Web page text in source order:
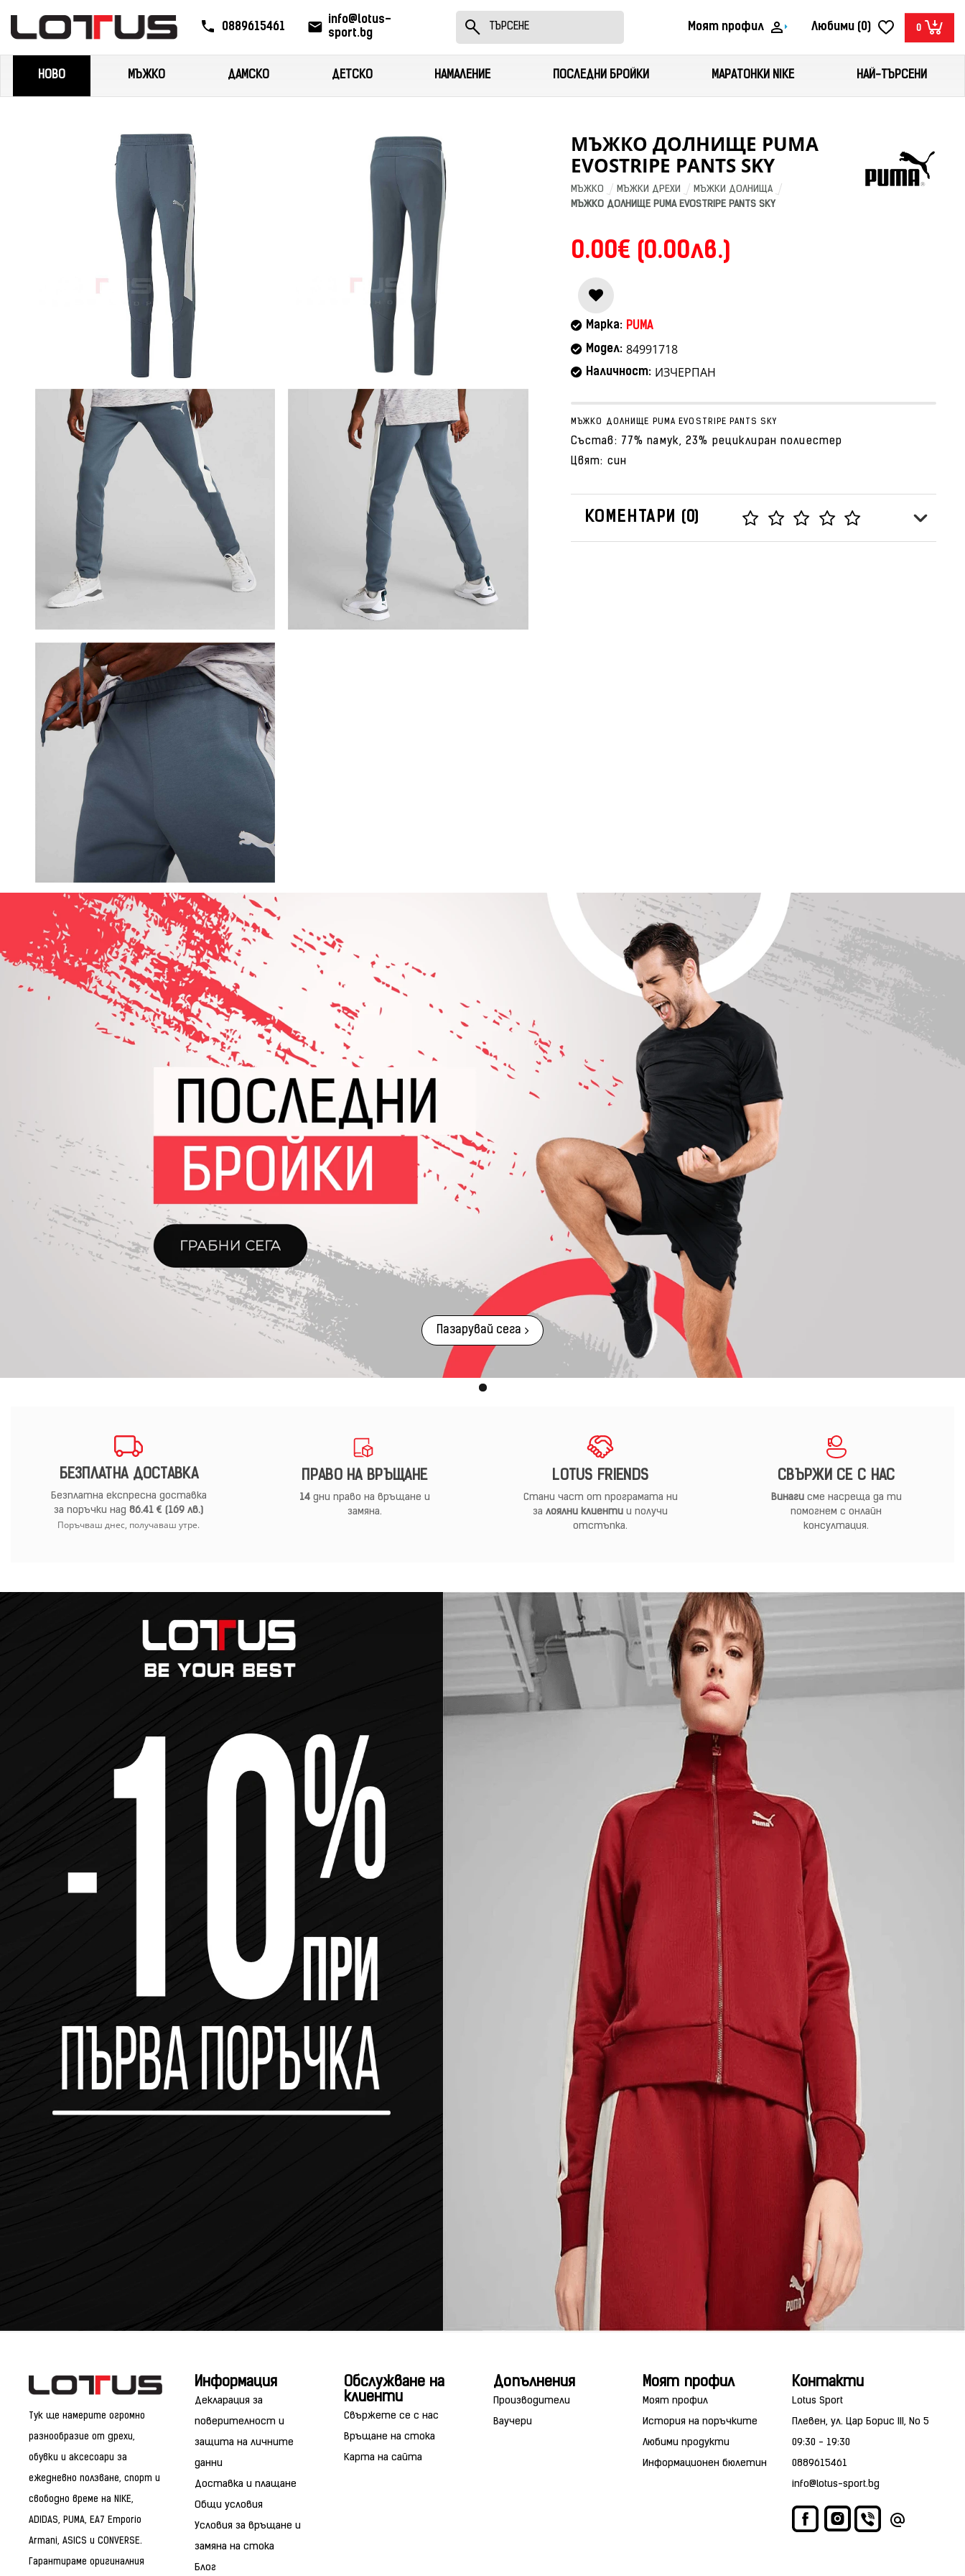
0889615461
info@lotus-
sport.bg
Моят профил Любими (0) 0
НОВО МЪЖКО ДАМСКО ДЕТСКО НАМАЛЕНИЕ ПОСЛЕДНИ БРОЙКИ МАРАТОНКИ NIKE НАЙ-ТЪРСЕНИ
МЪЖКО ДОЛНИЩЕ PUMA
EVOSTRIPE PANTS SKY
МЪЖКО МЪЖКИ ДРЕХИ
МЪЖКИ ДОЛНИЩА
МЪЖКО ДОЛНИЩЕ PUMA EVOSTRIPE PANTS SKY
0.00€ (0.00лв.)
Марка: PUMA
Модел: 84991718
Наличност: ИЗЧЕРПАН
МЪЖКО ДОЛНИЩЕ PUMA EVOSTRIPE PANTS SKY
Състав: 77% памук, 23% рециклиран полиестер
Цвят: син
КОМЕНТАРИ (0)
Пазарувай сега
БЕЗПЛАТНА ДОСТАВКА
Безплатна експресна доставка
за поръчки над86.41 € (169 лв.)
Поръчваш днес, получаваш утре.
ПРАВО НА ВРЪЩАНЕ
14дни право на връщане и
замяна.
LOTUS FRIENDS
Стани част от програмата ни
залоялни клиенти и получи
отстъпка.
СВЪРЖИ СЕ С НАС
Винагисме насреща да ти
помогнем с онлайн
консултация.
Тук ще намерите огромно
разнообразие от дрехи,
обувки и аксесоари за
ежедневно ползване, спорт и
свободно време на NIKE,
ADIDAS, PUMA, EA7 Emporio
Armani, ASICS и CONVERSE.
Гарантираме оригиналния
Информация
Декларация за
поверителност и
защита на личните
данни
Доставка и плащане
Общи условия
Условия за връщане и
замяна на стока
Блог
Обслужване на
клиенти
Свържете се с нас
Връщане на стока
Карта на сайта
Допълнения
Производители
Ваучери
Моят профил
Моят профил
История на поръчките
Любими продукти
Информационен бюлетин
Контакти
Lotus Sport
Плевен, ул. Цар Борис III, No 5
09:30 - 19:30
0889615461
info@lotus-sport.bg